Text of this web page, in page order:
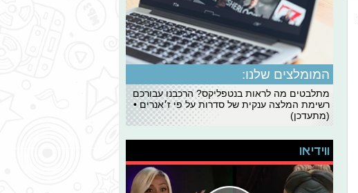
המומלצים שלנו:
מתלבטים מה לראות בנטפליקס? הרכבנו עבורכם
רשימת המלצה ענקית של סדרות על פי ז׳אנרים •
(מתעדכן)
ווידיאו